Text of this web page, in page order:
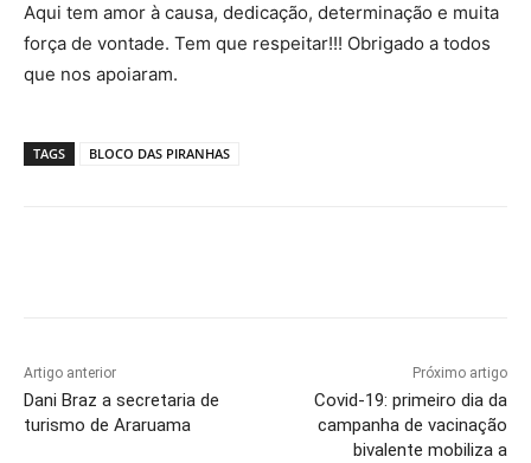
Aqui tem amor à causa, dedicação, determinação e muita
força de vontade. Tem que respeitar!!! Obrigado a todos
que nos apoiaram.
TAGS BLOCO DAS PIRANHAS
Artigo anterior
Dani Braz a secretaria de
turismo de Araruama
Próximo artigo
Covid-19: primeiro dia da
campanha de vacinação
bivalente mobiliza a